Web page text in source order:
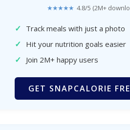
★★★★★ 4.8/5 (2M+
✓ Track meals with just a photo
✓ Hit your nutrition goals easier
✓ Join 2M+ happy users
GET SNAPCALORIE